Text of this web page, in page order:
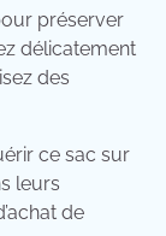
préserver
délicatement
des
ce sac sur
leurs
de